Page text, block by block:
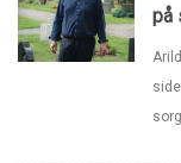
på